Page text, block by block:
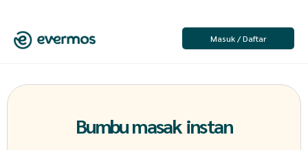
Masuk / Daftar
Bumbu masak instan